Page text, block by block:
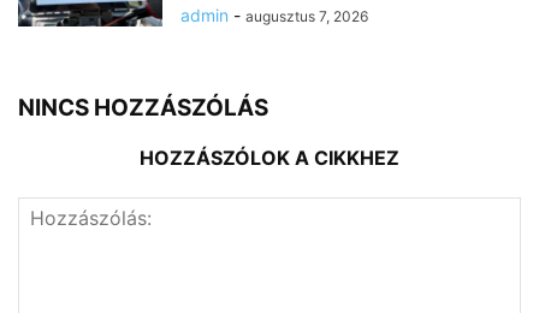
admin - augusztus 7, 2026
NINCS HOZZÁSZÓLÁS
HOZZÁSZÓLOK A CIKKHEZ